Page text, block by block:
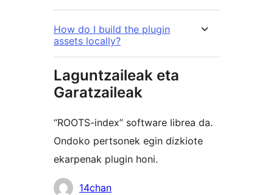
How do I build the plugin
assets locally?
Laguntzaileak eta
Garatzaileak
“ROOTS-index” software librea da.
Ondoko pertsonek egin dizkiote
ekarpenak plugin honi.
Laguntzaileak
14chan